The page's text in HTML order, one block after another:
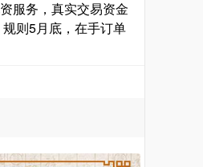
服务，真实交易资金
则5月底，在手订单